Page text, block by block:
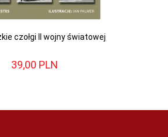
czołgi II wojny światowej
39,00 PLN